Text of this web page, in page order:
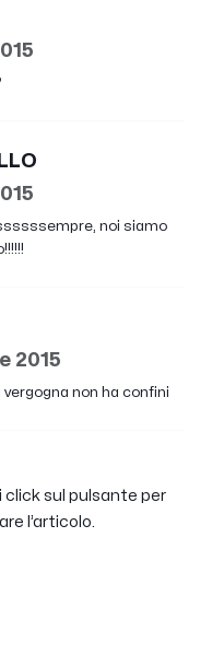
noi siamo
2015
non ha confini
sul pulsante per
l’articolo.